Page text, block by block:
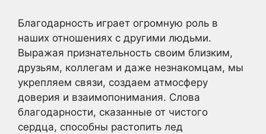
Благодарность играет огромную роль в
наших отношениях с другими людьми.
Выражая признательность своим близким,
друзьям, коллегам и даже незнакомцам, мы
укрепляем связи, создаем атмосферу
доверия и взаимопонимания. Слова
благодарности, сказанные от чистого
сердца, способны растопить лед